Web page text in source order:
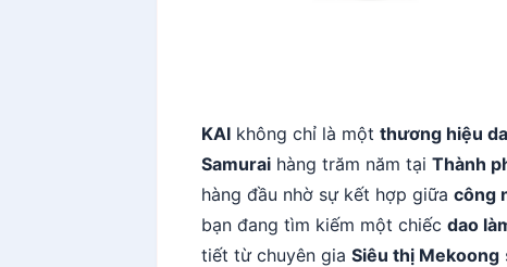
KAI không chỉ là một thương hiệu
Samurai hàng trăm năm tại Thành
hàng đầu nhờ sự kết hợp giữa công
bạn đang tìm kiếm một chiếc dao
tiết từ chuyên gia Siêu thị Mekoong